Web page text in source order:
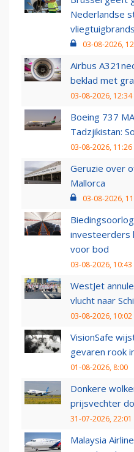
Nederlandse
03-08-2026,
Airbus
beklad met
03-08-2026, 12:34
Boeing 737
Tadzjikistan:
03-08-2026, 11:26
Geruzie over
Mallorca
03-08-2026,
investeerders
voor bod
03-08-2026, 10:43
WestJet
vlucht naar
03-08-2026, 10:02
VisionSafe
gevaren rook
01-08-2026, 8:00
Donkere
prijsvechter
31-07-2026, 22:01
Malaysia